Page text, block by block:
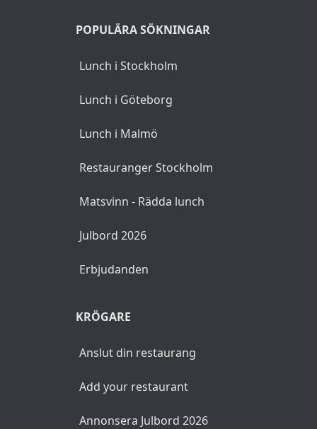
POPULÄRA SÖKNINGAR
Lunch i Stockholm
Lunch i Göteborg
Lunch i Malmö
Restauranger Stockholm
Matsvinn - Rädda lunch
Julbord 2026
Erbjudanden
KRÖGARE
Anslut din restaurang
Add your restaurant
Annonsera Julbord 2026